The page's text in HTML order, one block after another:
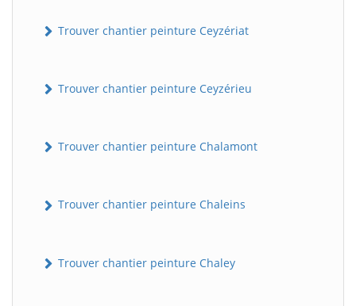
Trouver chantier peinture Ceyzériat
Trouver chantier peinture Ceyzérieu
Trouver chantier peinture Chalamont
Trouver chantier peinture Chaleins
Trouver chantier peinture Chaley